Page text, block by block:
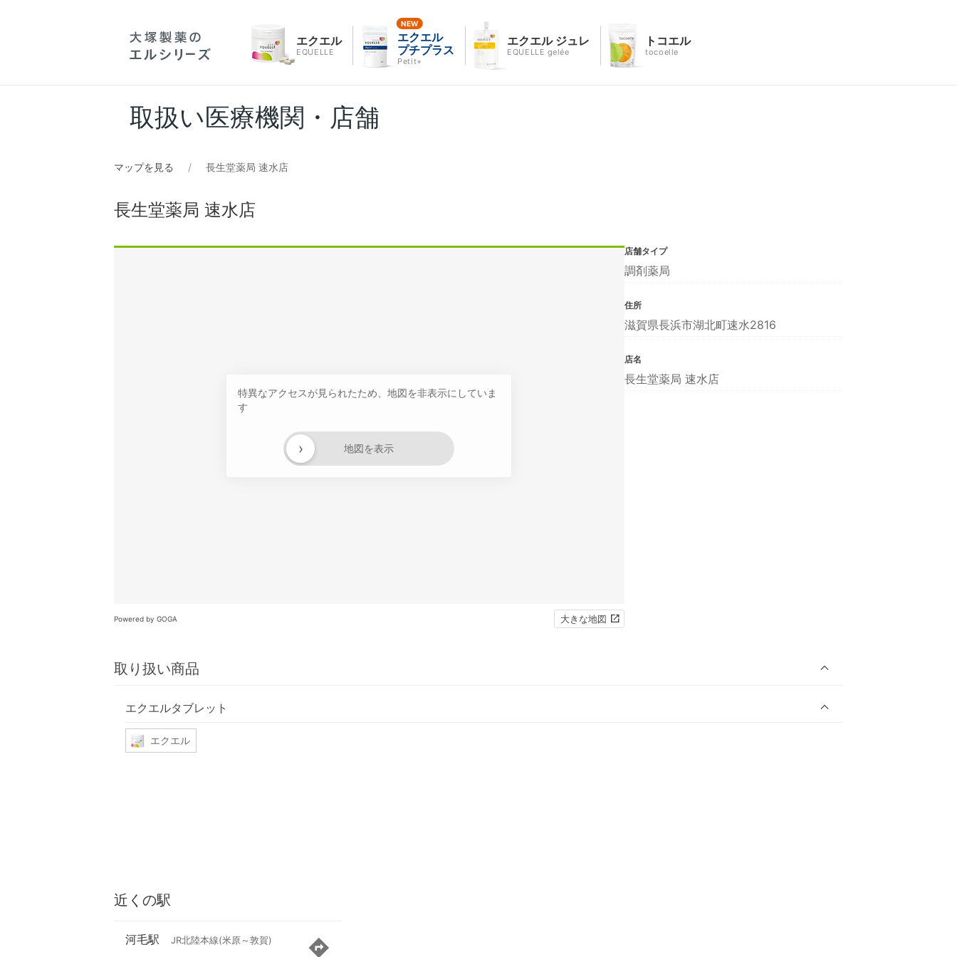
エクエル
EQUELLE
エクエル
プチプラス
Petit+
エクエル ジュレ
EQUELLE gelée
トコエル
tocoelle
取扱い医療機関・店舗
マップを見る 長生堂薬局 速水店
長生堂薬局 速水店
特異なアクセスが見られたため、地図を非表示にしていま
す
地図を表示
›
Powered by GOGA 大きな地図
取り扱い商品
エクエルタブレット
エクエル
店舗タイプ
調剤薬局
住所
滋賀県長浜市湖北町速水2816
店名
長生堂薬局 速水店
近くの駅
河毛駅 JR北陸本線(米原～敦賀)